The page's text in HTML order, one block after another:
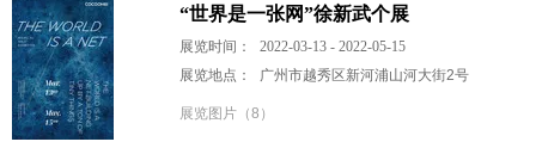
“世界是一张网”徐新武个展
展览时间：
2022-03-13 - 2022-05-15
展览地点：
广州市越秀区新河浦山河大街2号
展览图片（8）